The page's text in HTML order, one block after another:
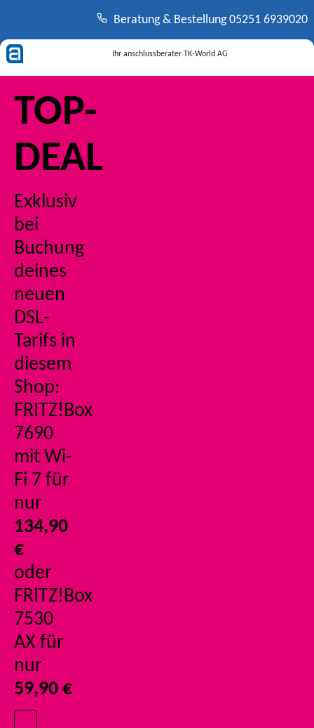
Beratung & Bestellung05251 6939020
Ihr anschlussberater TK-World AG
TOP-
DEAL
Exklusiv
bei
Buchung
deines
neuen
DSL-
Tarifs in
diesem
Shop:
FRITZ!Box
7690
mit Wi-
Fi 7 für
nur
134,90
€
oder
FRITZ!Box
7530
AX für
nur
59,90 €